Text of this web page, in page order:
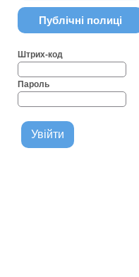
Публічні полиці
Штрих-код
Пароль